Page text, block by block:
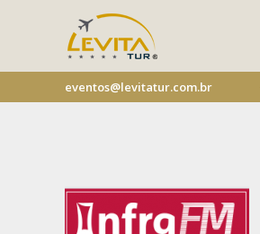
eventos@levitatur.com.br